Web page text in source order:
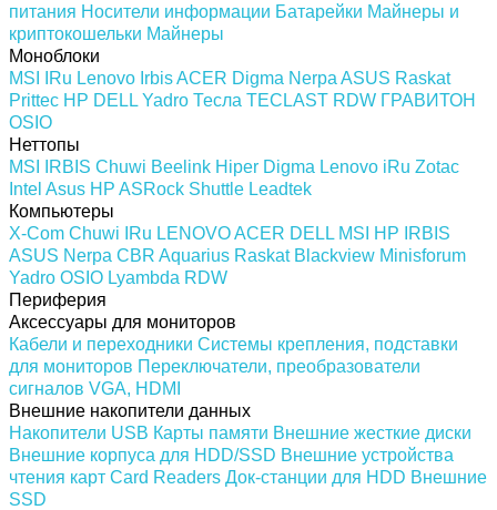
питания Носители информации Батарейки Майнеры и
криптокошельки Майнеры
Моноблоки
MSI
IRu Lenovo IrbisACER Digma Nerpa ASUS Raskat
Prittec HP DELL Yadro Тесла TECLAST RDW ГРАВИТОН
OSIO
Неттопы
MSI
IRBIS Chuwi Beelink Hiper Digma Lenovo iRu Zotac
Intel Asus HP ASRock Shuttle Leadtek
Компьютеры
X-Com Chuwi IRu LENOVOACER DELL MSI HP
IRBIS
ASUS Nerpa CBR Aquarius Raskat Blackview Minisforum
Yadro OSIO Lyambda RDW
Периферия
Аксессуары для мониторов
Кабели и переходники Системы крепления, подставки
для мониторов Переключатели, преобразователи
сигналов VGA, HDMI
Внешние накопители данных
Накопители USB Карты памяти Внешние жесткие диски
Внешние корпуса для HDD/SSD Внешние устройства
чтения карт Card Readers Док-станции для HDD Внешние
SSD